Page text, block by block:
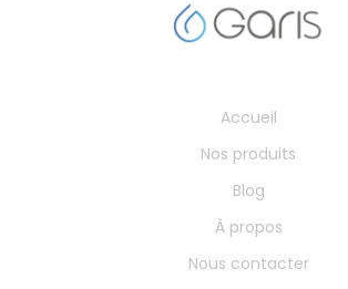
Accueil
Nos produits
Blog
À propos
Nous contacter